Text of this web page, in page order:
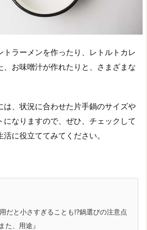
トラーメンを作ったり、レトルトカレ
、お味噌汁が作れたりと、さまざまな
は、状況に合わせた片手鍋のサイズや
になりますので、ぜひ、チェックして
に役立ててみてください。
だと小さすぎることも!?鍋選びの注意点
た、用途』